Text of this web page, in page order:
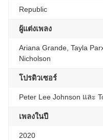
Republic
ผู้แต่งเพลง
Ariana Grande, Tayla
Nicholson
โปรดิวเซอร์
Peter Lee Johnson และ
เพลงในปี
2020